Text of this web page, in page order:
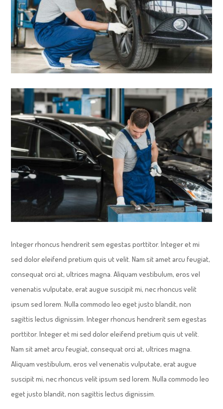
Integer rhoncus hendrerit sem egestas porttitor. Integer et mi
sed dolor eleifend pretium quis ut velit. Nam sit amet arcu feugiat,
consequat orci at, ultrices magna. Aliquam vestibulum, eros vel
venenatis vulputate, erat augue suscipit mi, nec rhoncus velit
ipsum sed lorem. Nulla commodo leo eget justo blandit, non
sagittis lectus dignissim. Integer rhoncus hendrerit sem egestas
porttitor. Integer et mi sed dolor eleifend pretium quis ut velit.
Nam sit amet arcu feugiat, consequat orci at, ultrices magna.
Aliquam vestibulum, eros vel venenatis vulputate, erat augue
suscipit mi, nec rhoncus velit ipsum sed lorem. Nulla commodo leo
eget justo blandit, non sagittis lectus dignissim.